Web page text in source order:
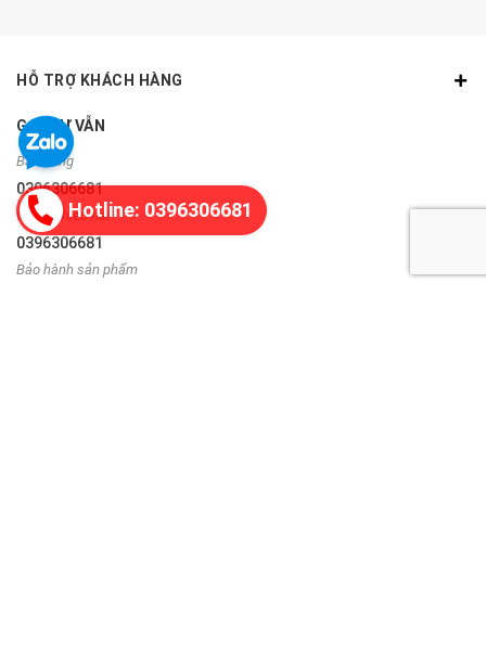
HỖ TRỢ KHÁCH HÀNG
GỌI TƯ VẪN
Bán hàng
0396306681
Góp ý, khiếu nại
0396306681
Bảo hành sản phẩm
Hotline: 0396306681